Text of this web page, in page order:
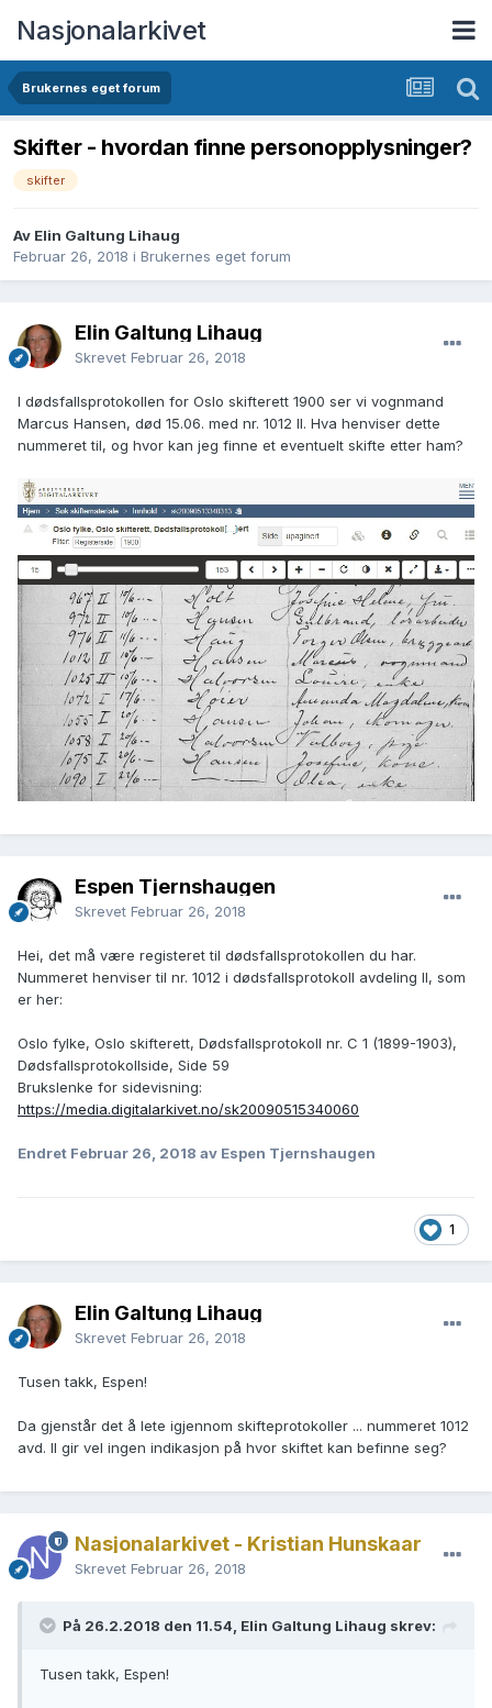
Nasjonalarkivet
Brukernes eget forum
Skifter - hvordan finne personopplysninger?
skifter
Av Elin Galtung Lihaug
Februar 26, 2018 i Brukernes eget forum
Elin Galtung Lihaug
Skrevet Februar 26, 2018
I dødsfallsprotokollen for Oslo skifterett 1900 ser vi vognmand
Marcus Hansen, død 15.06. med nr. 1012 II. Hva henviser dette
nummeret til, og hvor kan jeg finne et eventuelt skifte etter ham?
Espen Tjernshaugen
Skrevet Februar 26, 2018
Hei, det må være registeret til dødsfallsprotokollen du har.
Nummeret henviser til nr. 1012 i dødsfallsprotokoll avdeling II, som
er her:
Oslo fylke, Oslo skifterett, Dødsfallsprotokoll nr. C 1 (1899-1903),
Dødsfallsprotokollside, Side 59
Brukslenke for sidevisning:
https://media.digitalarkivet.no/sk20090515340060
Endret Februar 26, 2018 av Espen Tjernshaugen
1
Elin Galtung Lihaug
Skrevet Februar 26, 2018
Tusen takk, Espen!
Da gjenstår det å lete igjennom skifteprotokoller ... nummeret 1012
avd. II gir vel ingen indikasjon på hvor skiftet kan befinne seg?
Nasjonalarkivet - Kristian Hunskaar
Skrevet Februar 26, 2018
På 26.2.2018 den 11.54, Elin Galtung Lihaug skrev:
Tusen takk, Espen!